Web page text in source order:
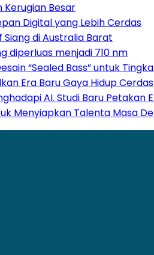
Kerugian Besar
Digital yang Lebih Cerdas
di Australia Barat
diperluas menjadi 710 nm
“Sealed Bass” untuk
Era Baru Gaya Hidup Cerdas
AI. Studi Baru
Menyiapkan Talenta Masa